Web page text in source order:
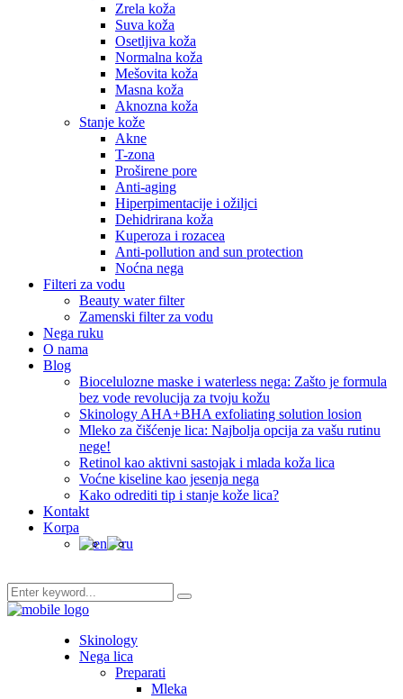
Zrela koža
Suva koža
Osetljiva koža
Normalna koža
Mešovita koža
Masna koža
Aknozna koža
Stanje kože
Akne
T-zona
Proširene pore
Anti-aging
Hiperpimentacije i ožiljci
Dehidrirana koža
Kuperoza i rozacea
Anti-pollution and sun protection
Noćna nega
Filteri za vodu
Beauty water filter
Zamenski filter za vodu
Nega ruku
O nama
Blog
Biocelulozne maske i waterless nega: Zašto je formula
bez vode revolucija za tvoju kožu
Skinology AHA+BHA exfoliating solution losion
Mleko za čišćenje lica: Najbolja opcija za vašu rutinu
nege!
Retinol kao aktivni sastojak i mlada koža lica
Voćne kiseline kao jesenja nega
Kako odrediti tip i stanje kože lica?
Kontakt
Korpa
Skinology
Nega lica
Preparati
Mleka